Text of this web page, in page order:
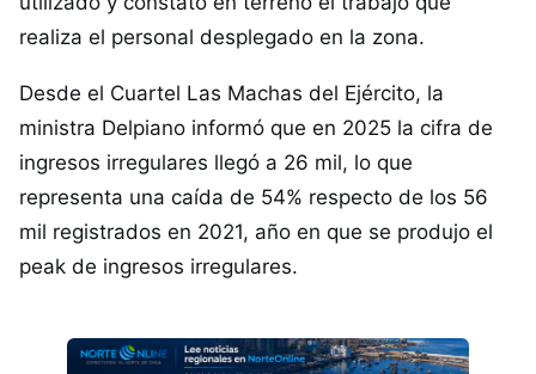
realiza el personal desplegado en la zona.
Desde el Cuartel Las Machas del Ejército, la
ministra Delpiano informó que en 2025 la cifra de
ingresos irregulares llegó a 26 mil, lo que
representa una caída de 54% respecto de los 56
mil registrados en 2021, año en que se produjo el
peak de ingresos irregulares.